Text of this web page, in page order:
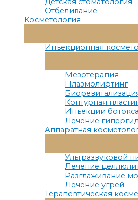
Отбеливание
Косметология
Инъекционная
Мезотерапия
Плазмолифтинг
Контурная
Инъекции ботокса
Лечение
Аппаратная
Ультразвуковой
Лечение
Разглаживание
Лечение угрей
Терапевтическая